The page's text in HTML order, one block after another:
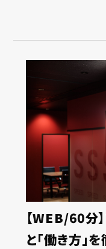
【WEB/60分
と「働き方」